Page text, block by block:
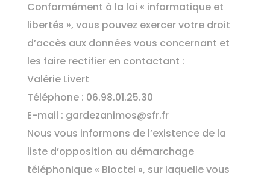
Conformément à la loi « informatique et
libertés », vous pouvez exercer votre droit
d’accès aux données vous concernant et
les faire rectifier en contactant :
Valérie Livert
Téléphone : 06.98.01.25.30
E-mail : gardezanimos@sfr.fr
Nous vous informons de l’existence de la
liste d’opposition au démarchage
téléphonique « Bloctel », sur laquelle vous